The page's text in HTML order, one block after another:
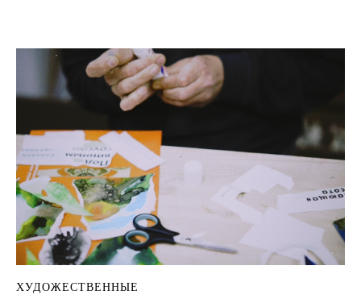
ХУДОЖЕСТВЕННЫЕ